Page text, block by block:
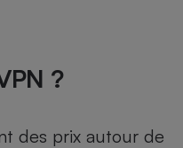
?
des prix autour de